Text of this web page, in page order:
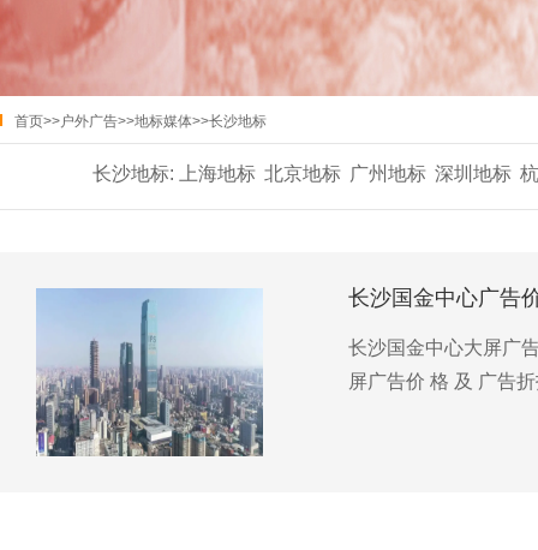
首页>>户外广告>>地标媒体>>长沙地标
长沙地标: 上海地标 北京地标 广州地标 深圳地标
长沙国金中心广告
长沙国金中心大屏广
屏广告价 格 及 广告